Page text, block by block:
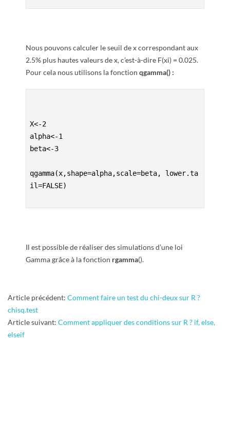
Nous pouvons calculer le seuil de x correspondant aux
2.5% plus hautes valeurs de x, c’est-à-dire F(xi) = 0.025.
Pour cela nous utilisons la fonction qgamma() :
X<-2
alpha<-1
beta<-3
qgamma(x,shape=alpha,scale=beta, lower.ta
il=FALSE)
Il est possible de réaliser des simulations d’une loi
Gamma grâce à la fonction rgamma().
2015-
07-
30
Article précédent: Comment faire un test du chi-deux sur R ?
chisq.test
Article suivant: Comment appliquer des conditions sur R ? if, else,
elseif